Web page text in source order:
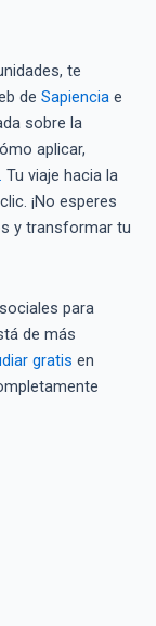
te
de Sapienciae
sobre la
aplicar,
Tu viaje hacia la
¡No esperes
y transformar tu
para
de más
gratis en